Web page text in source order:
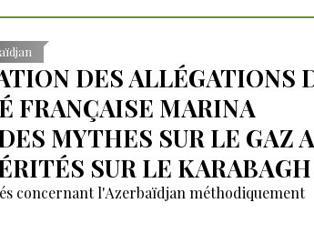
DES ALLÉGATIONS
FRANÇAISE MARINA
MYTHES SUR LE GAZ
SUR LE KARABAGH
concernant l'Azerbaïdjan méthodiquement